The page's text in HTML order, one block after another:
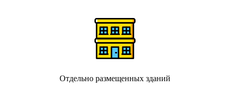
Отдельно размещенных зданий